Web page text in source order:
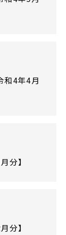
和4年4月
分】
分】